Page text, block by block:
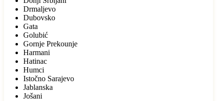
Drmaljevo
Dubovsko
Gata
Golubić
Gornje Prekounje
Harmani
Hatinac
Humci
Istočno Sarajevo
Jablanska
Jošani